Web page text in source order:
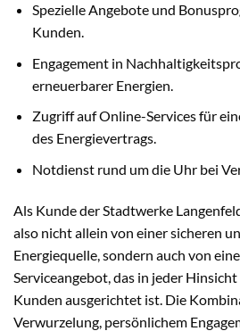
Spezielle Angebote und
Kunden.
Engagement in
erneuerbarer Energien.
Zugriff auf Online-Services für
des Energievertrags.
Notdienst rund um die Uhr bei
Als Kunde der Stadtwerke
also nicht allein von einer sicheren
Energiequelle, sondern auch von
Serviceangebot, das in jeder
Kunden ausgerichtet ist. Die
Verwurzelung, persönlichem